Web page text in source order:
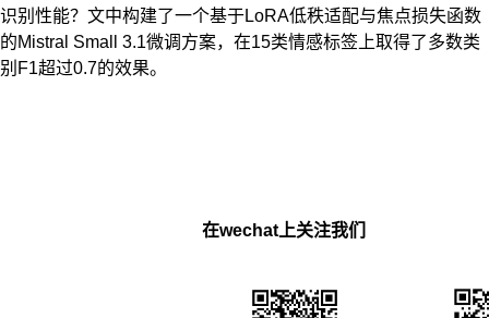
识别性能？文中构建了一个基于LoRA低秩适配与焦点损失函数
的Mistral Small 3.1微调方案，在15类情感标签上取得了多数类
别F1超过0.7的效果。
在wechat上关注我们